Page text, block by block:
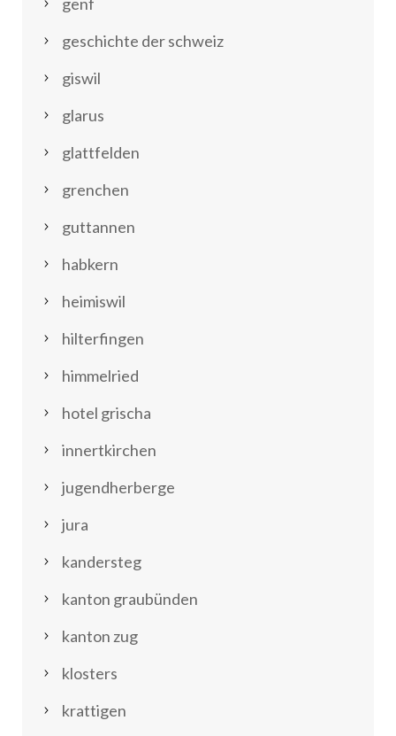
geschichte der schweiz
giswil
glarus
glattfelden
grenchen
guttannen
habkern
heimiswil
hilterfingen
himmelried
hotel grischa
innertkirchen
jugendherberge
jura
kandersteg
kanton graubünden
kanton zug
klosters
krattigen